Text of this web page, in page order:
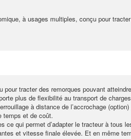
à usages multiples, conçu pour
tracter des remorques pouvant
plus de flexibilité au transport de
à distance de l’accrochage
temps et de coût.
ce qui permet d’adapter le tracteur à tous
et vitesse finale élevée. Et en même